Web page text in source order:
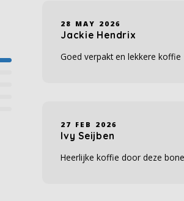
28 MAY 2026
Jackie Hendrix
Goed verpakt en lekkere koffie
27 FEB 2026
Ivy Seijben
Heerlijke koffie door deze